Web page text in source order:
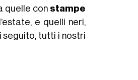
quelle con stampe
e quelli neri,
seguito, tutti i nostri